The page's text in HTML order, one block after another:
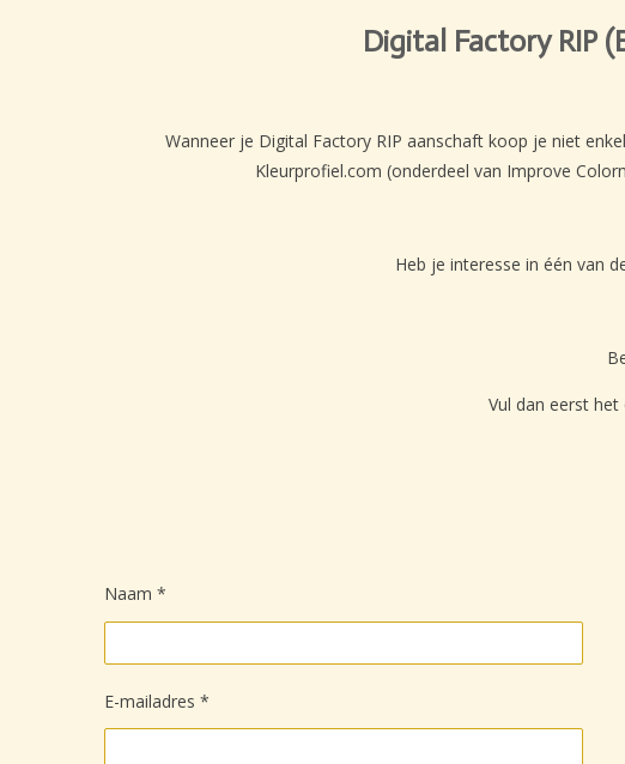
Digital Factory RIP
Wanneer je Digital Factory RIP aanschaft koop je niet
Kleurprofiel.com (onderdeel van Improve
Heb je interesse in één van
Vul dan eerst
Naam *
E-mailadres *